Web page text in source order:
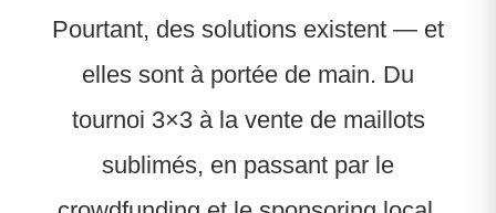
Pourtant, des solutions existent — et
elles sont à portée de main. Du
tournoi 3×3 à la vente de maillots
sublimés, en passant par le